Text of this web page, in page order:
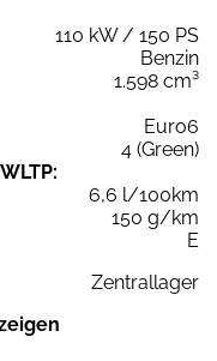
110 kW / 150 PS
Benzin
1.598 cm³
Euro6
4 (Green)
6,6 l/100km
150 g/km
E
Zentrallager